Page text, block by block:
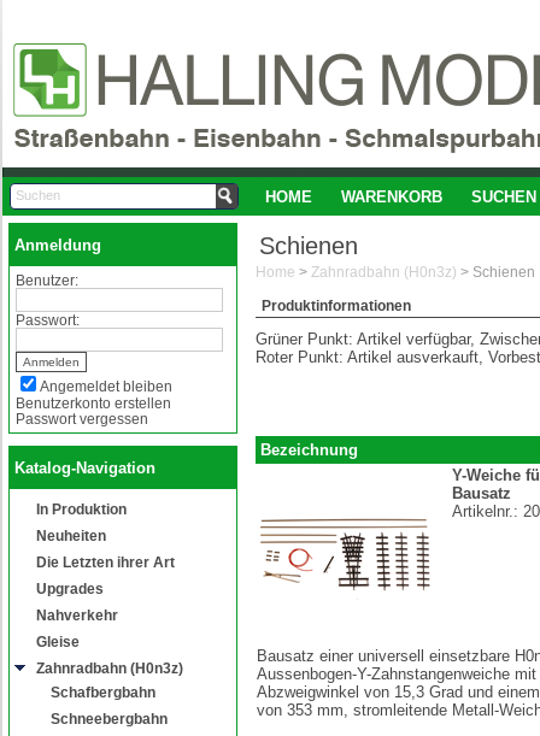
HOME WARENKORB SUCHEN
Anmeldung
Benutzer:
Passwort:
Angemeldet bleiben
Benutzerkonto erstellen
Passwort vergessen
Katalog-Navigation
In Produktion
Neuheiten
Die Letzten ihrer Art
Upgrades
Nahverkehr
Gleise
Zahnradbahn (H0n3z)
Schafbergbahn
Schneebergbahn
Schienen
Home > Zahnradbahn (H0n3z) > Schienen
Produktinformationen
Grüner Punkt: Artikel verfügbar,
Roter Punkt: Artikel ausverkauft,
Bezeichnung
Y-Weiche
Bausatz
Artikelnr.:
Bausatz einer universell einsetzbare
Aussenbogen-Y-Zahnstangenweiche
Abzweigwinkel von 15,3 Grad und
von 353 mm, stromleitende Metall-